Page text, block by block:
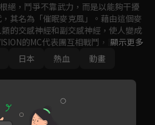
絕，鬥爭不靠武力，而是以能夠干擾
其名為「催眠麥克風」。藉由這個麥
的交感神經和副交感神經，使人變成
的MC代表團互相戰鬥，開始了DI
的地區可以得到領地以外的領土。
始了新的戰鬥！
顯示更多
日本 熱血
動畫